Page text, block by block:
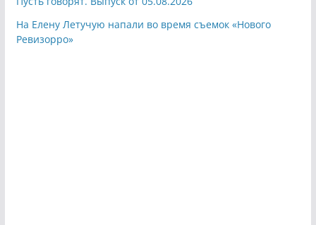
На Елену Летучую напали во время съемок «Нового
Ревизорро»